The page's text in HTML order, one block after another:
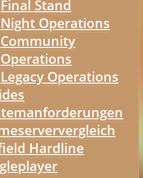
Final Stand
Night Operations
Community
Operations
Legacy Operations
Hardline